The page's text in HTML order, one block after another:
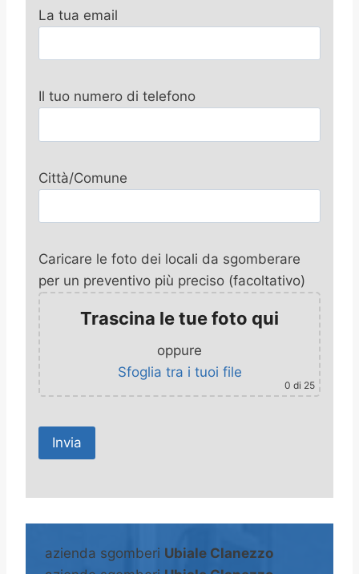
La tua email
Il tuo numero di telefono
Città/Comune
Caricare le foto dei locali da sgomberare
per un preventivo più preciso (facoltativo)
Trascina le tue foto qui
oppure
Sfoglia tra i tuoi file
0 di 25
A
eazienda sgomberi Ubiale Clanezzo